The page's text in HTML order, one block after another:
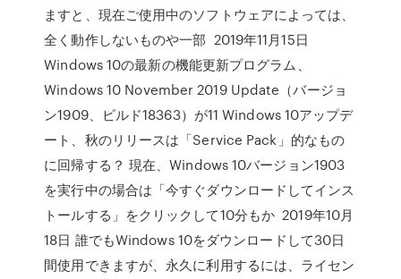
ますと、現在ご使用中のソフトウェアによっては、
全く動作しないものや一部 2019年11月15日
Windows 10の最新の機能更新プログラム、
Windows 10 November 2019 Update（バージョ
ン1909、ビルド18363）が11 Windows 10アップデ
ート、秋のリリースは「Service Pack」的なもの
に回帰する？ 現在、Windows 10バージョン1903
を実行中の場合は「今すぐダウンロードしてインス
トールする」をクリックして10分もか 2019年10月
18日 誰でもWindows 10をダウンロードして30日
間使用できますが、永久に利用するには、ライセン